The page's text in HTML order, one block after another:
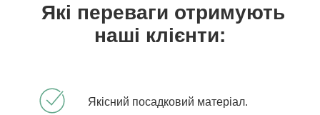
Які переваги отримують
наші клієнти:
Якісний посадковий матеріал.